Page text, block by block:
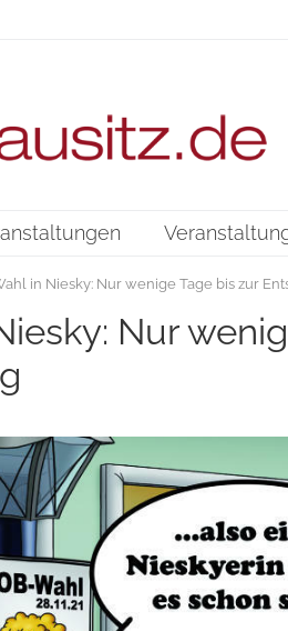
in Niesky: Nur wenige Tage bis zur
Nur